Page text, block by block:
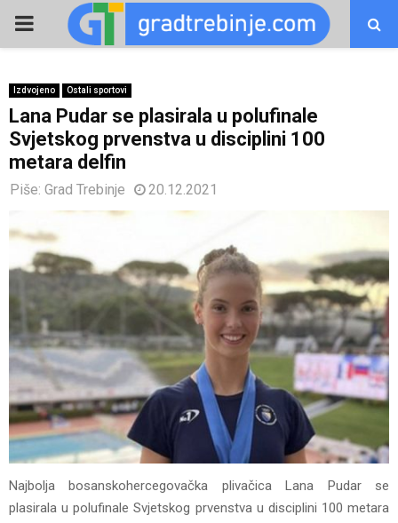
PRIMARY
Izdvojeno Ostali sportovi
Lana Pudar se plasirala u polufinale
Svjetskog prvenstva u disciplini 100
metara delfin
Piše: Grad Trebinje 20.12.2021
Najbolja bosanskohercegovačka plivačica Lana Pudar se
plasirala u polufinale Svjetskog prvenstva u disciplini 100 metara